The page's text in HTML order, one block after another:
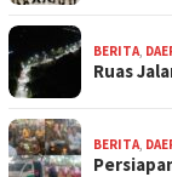
BERITA
Ruas
BERITA